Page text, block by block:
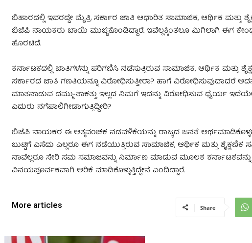
ಬಿಹಾರದಲ್ಲಿ ಇವರದ್ದೇ ಮೈತ್ರಿ ಸರ್ಕಾರ ಜಾತಿ ಆಧಾರಿತ ಸಾಮಾಜಿಕ, ಆರ್ಥಿಕ
ಬಿಜೆಪಿ ನಾಯಕರು ಬಾಯಿ ಮುಚ್ಚಿಕೊಂಡಿದ್ದಾರೆ. ಇವೆಲ್ಲಕ್ಕಿಂತಲೂ ಮಿಗಿಲಾಗಿ ಈಗ
ಹೊರಟಿದೆ.
ಕರ್ನಾಟಕದಲ್ಲಿ ಜಾತಿಗಳನ್ನು ಪರಿಗಣಿಸಿ ನಡೆಸುತ್ತಿರುವ ಸಾಮಾಜಿಕ, ಆರ್ಥಿಕ ಮತ್ತು
ಸರ್ಕಾರದ ಜಾತಿ ಗಣತಿಯನ್ನೂ ವಿರೋಧಿಸುತ್ತೀರಾ? ಹಾಗೆ ವಿರೋಧಿಸುವುದಾದರೆ
ಮಾತನಾಡುವ ದಮ್ಮು-ತಾಕತ್ತು ಇಲ್ಲದ ನಿಮಗೆ ಇದನ್ನು ವಿರೋಧಿಸುವ ಧೈರ್ಯ
ಎದುರು ನಗೆಪಾಲಿಗೀಡಾಗುತ್ತಿದ್ದೀರಿ?
ಬಿಜೆಪಿ ನಾಯಕರ ಈ ಆತ್ಮವಂಚಕ ನಡವಳಿಕೆಯನ್ನು ರಾಜ್ಯದ ಜನತೆ
ಬುಟ್ಟಿಗೆ ಎಸೆದು ಎಲ್ಲರೂ ಈಗ ನಡೆಯುತ್ತಿರುವ ಸಾಮಾಜಿಕ, ಆರ್ಥಿಕ ಮತ್ತು
ನಾವೆಲ್ಲರೂ ಸೇರಿ ಸಮ ಸಮಾಜವನ್ನು ನಿರ್ಮಾಣ ಮಾಡುವ ಮೂಲಕ
ವಿನಯಪೂರ್ವಕವಾಗಿ ಅರಿಕೆ ಮಾಡಿಕೊಳ‍್ಳುತ್ತಿದ್ದೇನೆ ಎಂದಿದ್ದಾರೆ.
More articles Share